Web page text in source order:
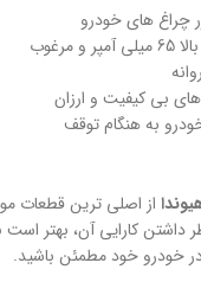
چراغ های خودرو
بی کیفیت و ارزان
به هنگام توقف
از اصلی ترین قطعات
داشتن کارایی آن، بهتر
خودرو خود مطمئن باشید.